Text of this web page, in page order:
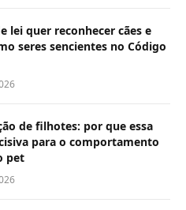
lei quer reconhecer cães e
seres sencientes no Código
de filhotes: por que essa
para o comportamento
pet